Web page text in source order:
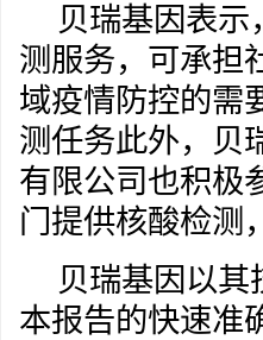
贝瑞基因表
测服务，可承担
域疫情防控的需
测任务此外，贝
有限公司也积极
门提供核酸检测
贝瑞基因以
本报告的快速准